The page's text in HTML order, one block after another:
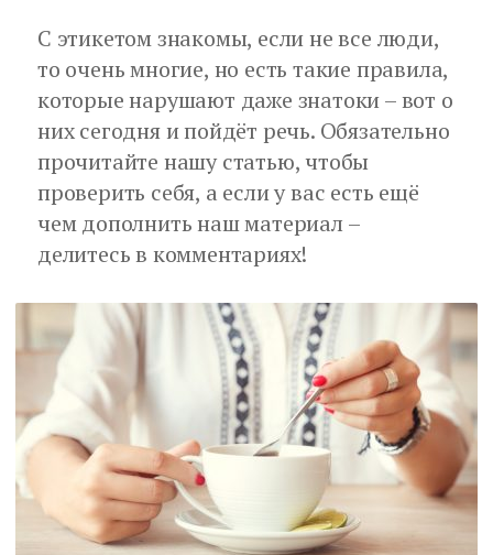
С этикетом знакомы, если не все люди,
то очень многие, но есть такие правила,
которые нарушают даже знатоки – вот о
них сегодня и пойдёт речь. Обязательно
прочитайте нашу статью, чтобы
проверить себя, а если у вас есть ещё
чем дополнить наш материал –
делитесь в комментариях!